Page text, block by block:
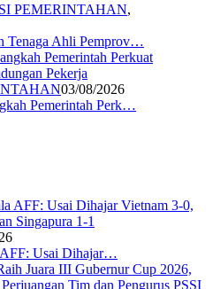
PEMERINTAHAN,
Tenaga Ahli Pemprov…
03/08/2026
Pemerintah Perk…
Usai Dihajar…